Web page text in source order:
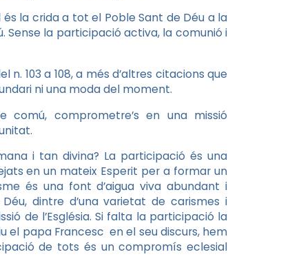
la crida a tot el Poble Sant de Déu a la
Sense la participació activa, la comunió i
103 a 108, a més d’altres citacions que
ni una moda del moment.
comprometre’s en una missió
i tan divina? La participació és una
en un mateix Esperit per a formar un
és una font d’aigua viva abundant i
dintre d’una varietat de carismes i
de l’Església. Si falta la participació la
el papa Francesc en el seu discurs, hem
de tots és un compromís eclesial